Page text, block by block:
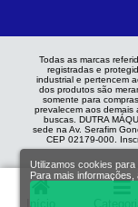
Início
Todas as marcas
registradas e
industrial e pertencem
dos produtos são
somente para
prevalecem aos demais
buscas. DUTRA
sede na Av. Serafim
CEP 02179-000.
Utilizamos cookies
Para mais